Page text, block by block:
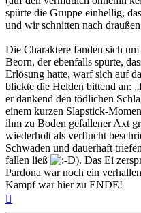
spürte die Gruppe einhellig,
und wir schnitten nach
Die Charaktere fanden sich
Beorn, der ebenfalls spürte,
Erlösung hatte, warf sich auf
blickte die Helden bittend an:
er dankend den tödlichen
einem kurzen Slapstick-
ihm zu Boden gefallener Axt
wiederholt als verflucht
Schwaden und dauerhaft
fallen ließ
). Das Ei
Pardona war noch ein
Kampf war hier zu ENDE!